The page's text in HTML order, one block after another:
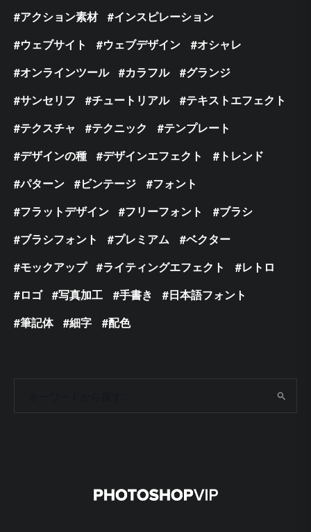
アクション素材
インスピレーション
ウェブサイト
ウェブデザイン
オシャレ
オンラインツール
カラフル
グランジ
サンセリフ
チュートリアル
テキストエフェクト
テクスチャ
テクニック
テンプレート
デザインの種
デザインエフェクト
トレンド
パターン
ビンテージ
フォント
フラットデザイン
フリーフォント
ブラシ
ブラシフォント
プレミアム
ベクター
モックアップ
ライティングエフェクト
レトロ
ロゴ
写真加工 手書き
日本語フォント
筆記体
細字 配色